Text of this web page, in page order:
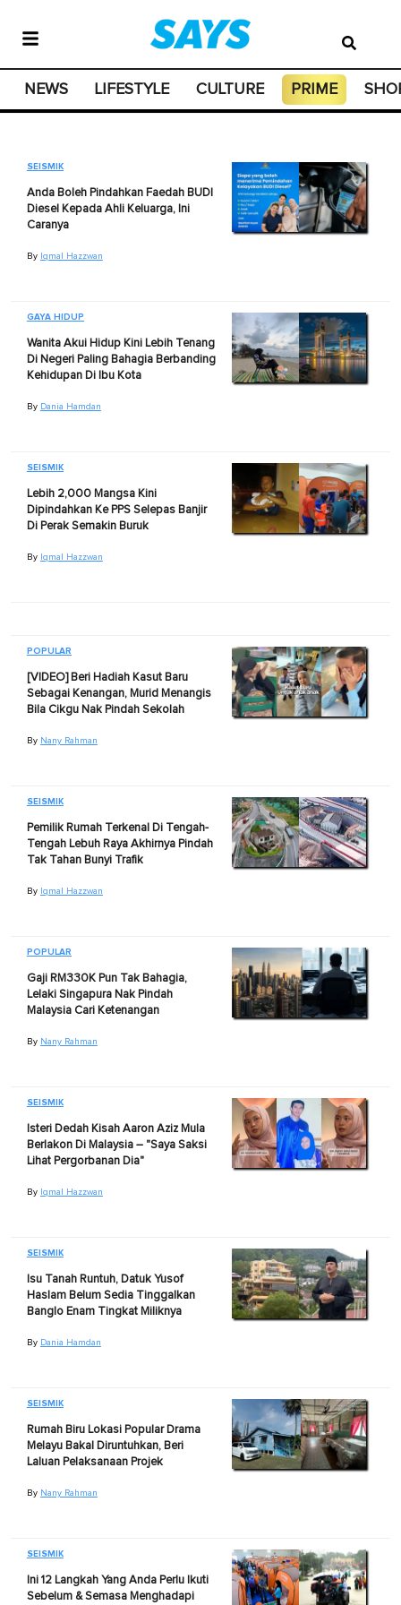
NEWS LIFESTYLE CULTURE PRIME
SEISMIK
Anda Boleh Pindahkan Faedah BUDI
Diesel Kepada Ahli Keluarga, Ini
Caranya
By Iqmal Hazzwan
GAYA HIDUP
Wanita Akui Hidup Kini Lebih Tenang
Di Negeri Paling Bahagia Berbanding
Kehidupan Di Ibu Kota
By Dania Hamdan
SEISMIK
Lebih 2,000 Mangsa Kini
Dipindahkan Ke PPS Selepas Banjir
Di Perak Semakin Buruk
By Iqmal Hazzwan
POPULAR
[VIDEO] Beri Hadiah Kasut Baru
Sebagai Kenangan, Murid Menangis
Bila Cikgu Nak Pindah Sekolah
By Nany Rahman
SEISMIK
Pemilik Rumah Terkenal Di Tengah-
Tengah Lebuh Raya Akhirnya Pindah
Tak Tahan Bunyi Trafik
By Iqmal Hazzwan
POPULAR
Gaji RM330K Pun Tak Bahagia,
Lelaki Singapura Nak Pindah
Malaysia Cari Ketenangan
By Nany Rahman
SEISMIK
Isteri Dedah Kisah Aaron Aziz Mula
Berlakon Di Malaysia – "Saya Saksi
Lihat Pergorbanan Dia"
By Iqmal Hazzwan
SEISMIK
Isu Tanah Runtuh, Datuk Yusof
Haslam Belum Sedia Tinggalkan
Banglo Enam Tingkat Miliknya
By Dania Hamdan
SEISMIK
Rumah Biru Lokasi Popular Drama
Melayu Bakal Diruntuhkan, Beri
Laluan Pelaksanaan Projek
By Nany Rahman
SEISMIK
Ini 12 Langkah Yang Anda Perlu Ikuti
Sebelum & Semasa Menghadapi